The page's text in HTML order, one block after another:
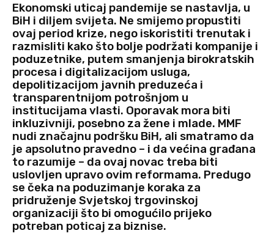
Ekonomski uticaj pandemije se nastavlja, u
BiH i diljem svijeta. Ne smijemo propustiti
ovaj period krize, nego iskoristiti trenutak i
razmisliti kako što bolje podržati kompanije i
poduzetnike, putem smanjenja birokratskih
procesa i digitalizacijom usluga,
depolitizacijom javnih preduzeća i
transparentnijom potrošnjom u
institucijama vlasti. Oporavak mora biti
inkluzivniji, posebno za žene i mlade. MMF
nudi značajnu podršku BiH, ali smatramo da
je apsolutno pravedno – i da većina građana
to razumije – da ovaj novac treba biti
uslovljen upravo ovim reformama. Predugo
se čeka na poduzimanje koraka za
pridruženje Svjetskoj trgovinskoj
organizaciji što bi omogućilo prijeko
potreban poticaj za biznise.